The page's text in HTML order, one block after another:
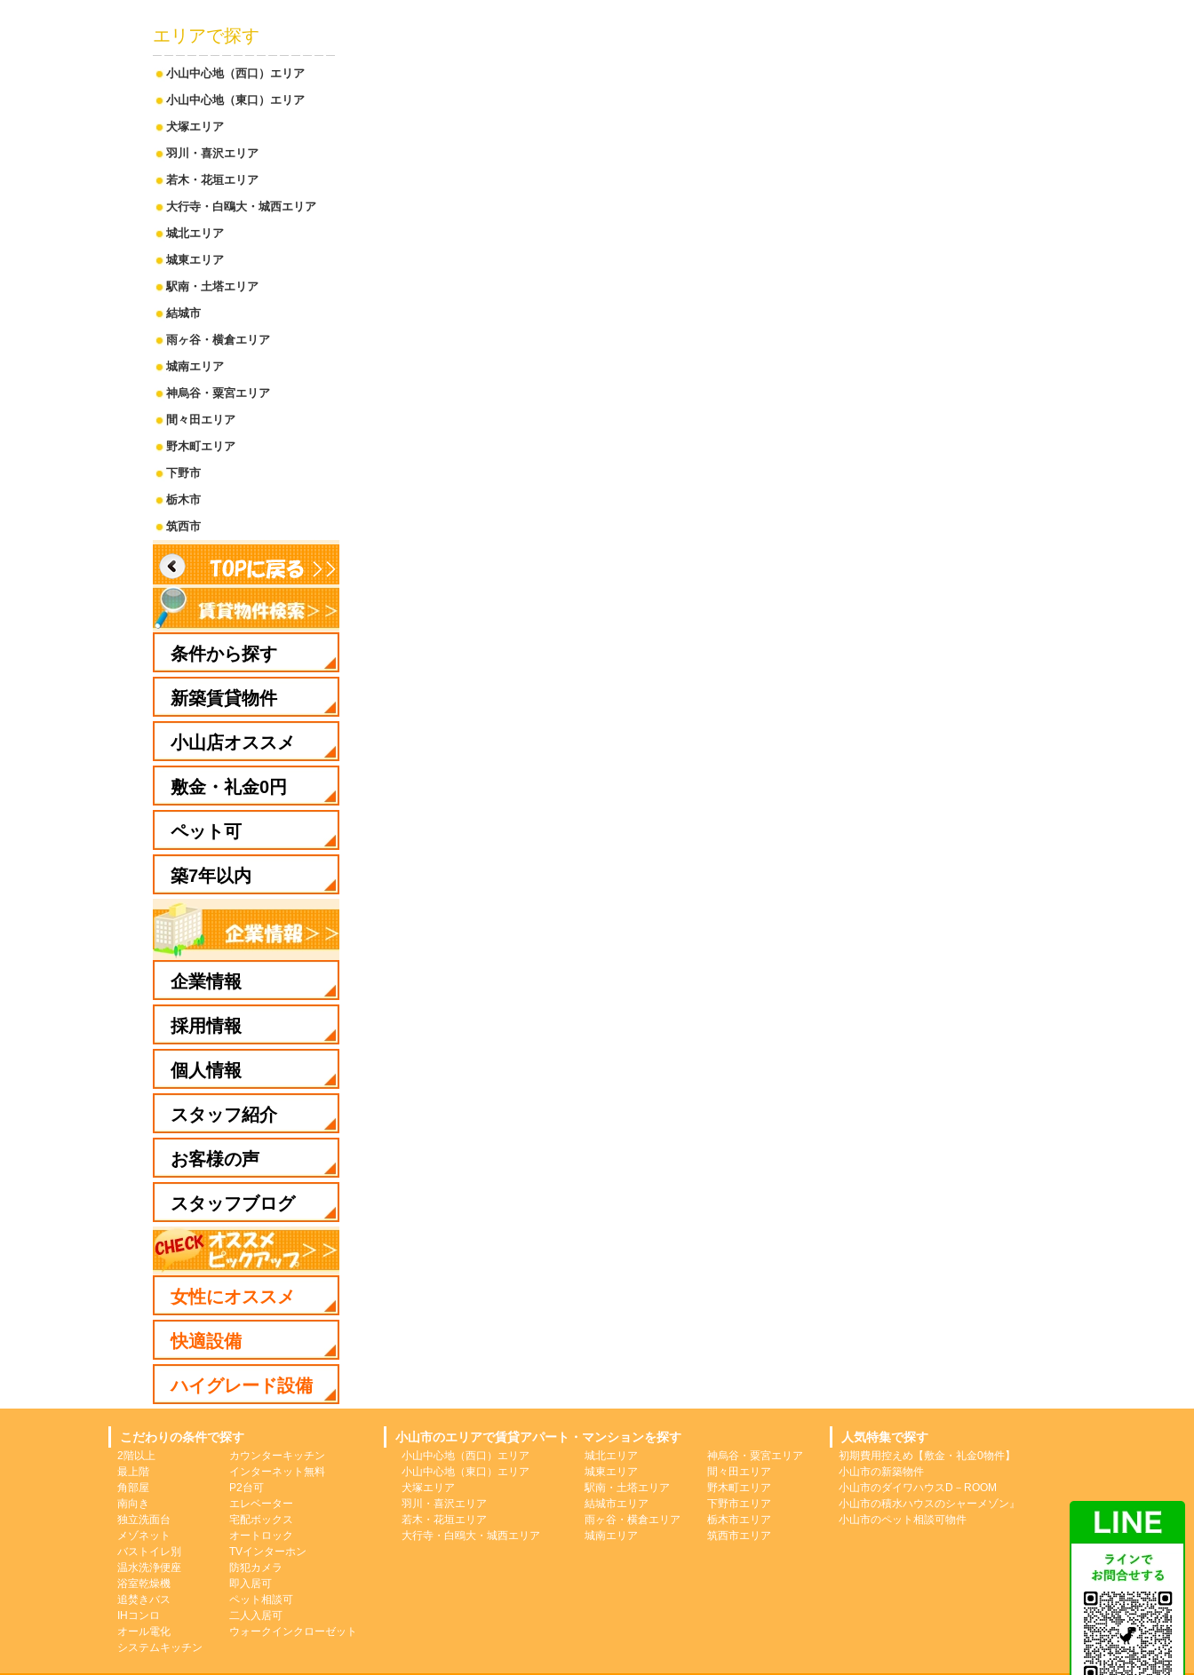
エリアで探す
小山中心地（西口）エリア
小山中心地（東口）エリア
犬塚エリア
羽川・喜沢エリア
若木・花垣エリア
大行寺・白鴎大・城西エリア
城北エリア
城東エリア
駅南・土塔エリア
結城市
雨ヶ谷・横倉エリア
城南エリア
神烏谷・粟宮エリア
間々田エリア
野木町エリア
下野市
栃木市
筑西市
条件から探す
新築賃貸物件
小山店オススメ
敷金・礼金0円
ペット可
築7年以内
企業情報
採用情報
個人情報
スタッフ紹介
お客様の声
スタッフブログ
女性にオススメ
快適設備
ハイグレード設備
こだわりの条件で探す
2階以上
最上階
角部屋
南向き
独立洗面台
メゾネット
バストイレ別
温水洗浄便座
浴室乾燥機
追焚きバス
IHコンロ
オール電化
システムキッチン
カウンターキッチン
インターネット無料
P2台可
エレベーター
宅配ボックス
オートロック
TVインターホン
防犯カメラ
即入居可
ペット相談可
二人入居可
ウォークインクローゼット
小山市のエリアで賃貸アパート・マンションを探す
小山中心地（西口）エリア
小山中心地（東口）エリア
犬塚エリア
羽川・喜沢エリア
若木・花垣エリア
大行寺・白鴎大・城西エリア
城北エリア
城東エリア
駅南・土塔エリア
結城市エリア
雨ヶ谷・横倉エリア
城南エリア
神烏谷・粟宮エリア
間々田エリア
野木町エリア
下野市エリア
栃木市エリア
筑西市エリア
人気特集で探す
初期費用控えめ【敷金・礼金0物件】
小山市の新築物件
小山市のダイワハウスD－ROOM
小山市の積水ハウスのシャーメゾン』
小山市のペット相談可物件